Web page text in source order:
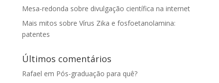
Mesa-redonda sobre divulgação científica na internet
Mais mitos sobre Vírus Zika e fosfoetanolamina:
patentes
Últimos comentários
Rafael em Pós-graduação para quê?